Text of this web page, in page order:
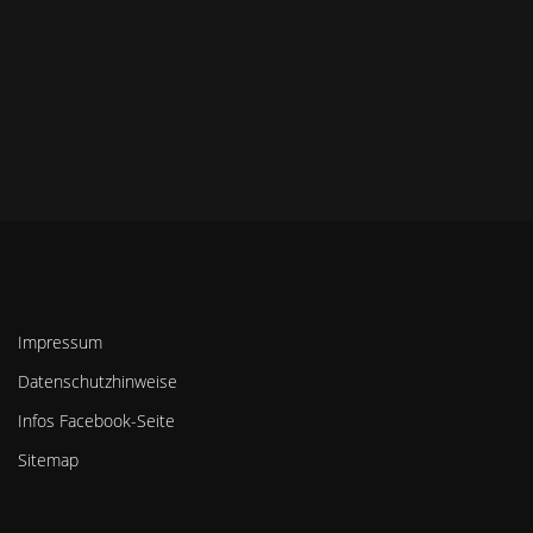
Impressum
Datenschutzhinweise
Infos Facebook-Seite
Sitemap